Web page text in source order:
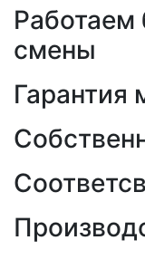
Работаем
смены
Гарантия